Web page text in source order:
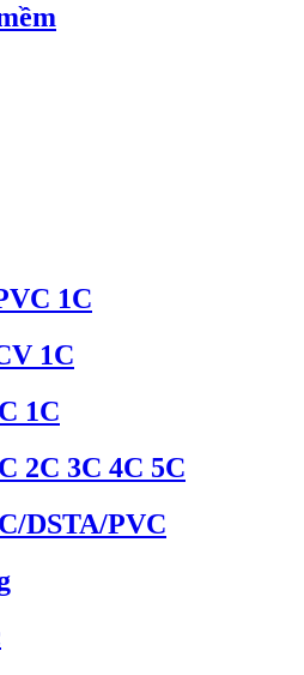
1C
1C
1C
2C 3C 4C 5C
DSTA/PVC